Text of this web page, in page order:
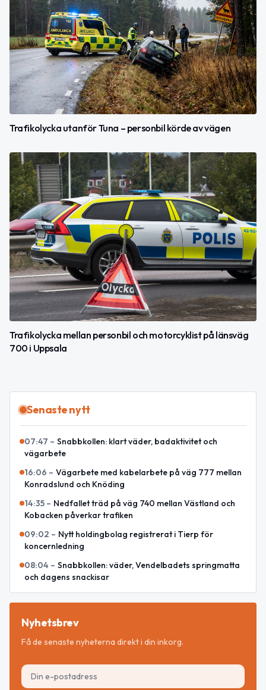
Trafikolycka utanför Tuna – personbil körde av vägen
Trafikolycka mellan personbil och motorcyklist på länsväg
700 i Uppsala
Senaste nytt
07:47 – Snabbkollen: klart väder, badaktivitet och
vägarbete
16:06 – Vägarbete med kabelarbete på väg 777 mellan
Konradslund och Knöding
14:35 – Nedfallet träd på väg 740 mellan Västland och
Kobacken påverkar trafiken
09:02 – Nytt holdingbolag registrerat i Tierp för
koncernledning
08:04 – Snabbkollen: väder, Vendelbadets springmatta
och dagens snackisar
Nyhetsbrev
Få de senaste nyheterna direkt i din inkorg.